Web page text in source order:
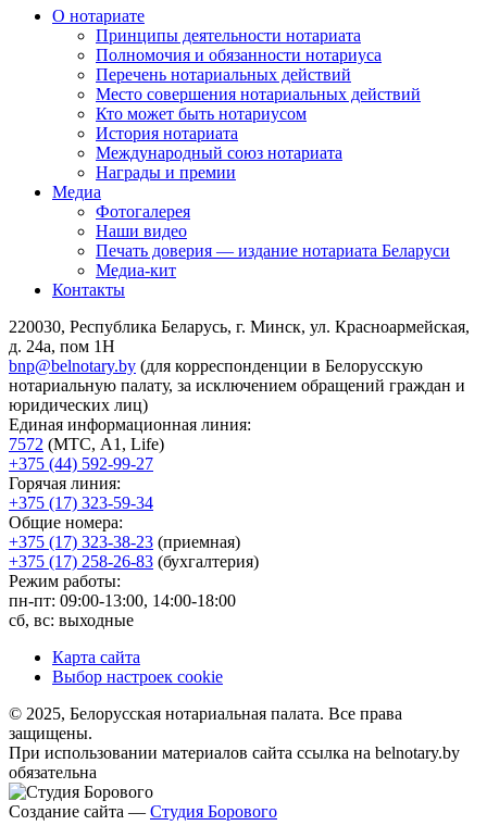
О нотариате
Принципы деятельности нотариата
Полномочия и обязанности нотариуса
Перечень нотариальных действий
Место совершения нотариальных действий
Кто может быть нотариусом
История нотариата
Международный союз нотариата
Награды и премии
Медиа
Фотогалерея
Наши видео
Печать доверия — издание нотариата Беларуси
Медиа-кит
Контакты
220030, Республика Беларусь, г. Минск, ул. Красноармейская,
д. 24а, пом 1Н
bnp@belnotary.by (для корреспонденции в Белорусскую
нотариальную палату, за исключением обращений граждан и
юридических лиц)
Единая информационная линия:
7572 (МТС, A1, Life)
+375 (44) 592-99-27
Горячая линия:
+375 (17) 323-59-34
Общие номера:
+375 (17) 323-38-23 (приемная)
+375 (17) 258-26-83 (бухгалтерия)
Режим работы:
пн-пт: 09:00-13:00, 14:00-18:00
сб, вс: выходные
Карта сайта
Выбор настроек cookie
© 2025, Белорусская нотариальная палата. Все права
защищены.
При использовании материалов сайта ссылка на belnotary.by
обязательна
Создание сайта — Студия Борового